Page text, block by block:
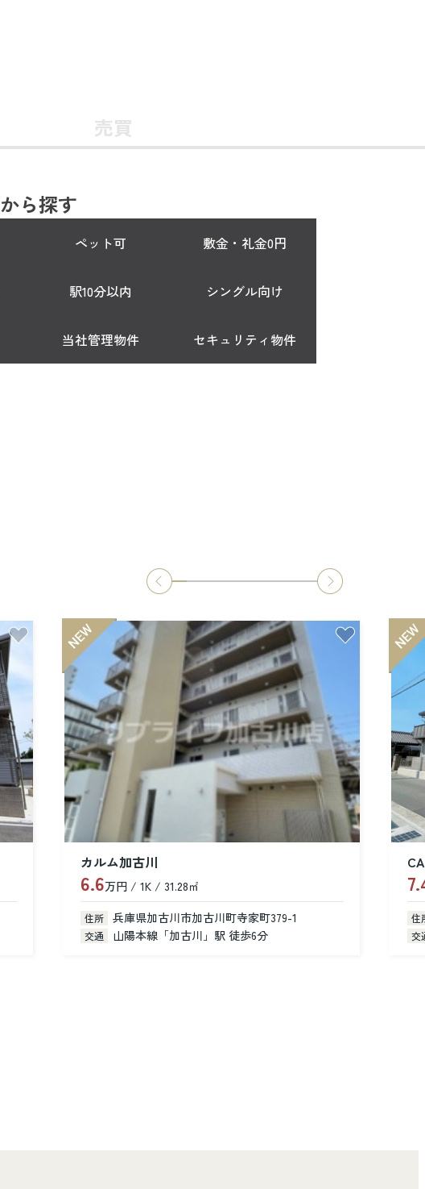
売買
から探す
ペット可 敷金・礼金0円
駅10分以内 シングル向け
当社管理物件 セキュリティ物件
CASA dear
7.4万円 / 2LDK / 52.90㎡
住所 兵庫県加古川市尾上町池田
交通 山陽電鉄本線「浜の宮」駅 徒歩14分
8
住
交